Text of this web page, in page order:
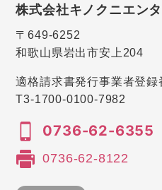
株式会社キノクニエン
〒649-6252
和歌山県岩出市安上204
適格請求書発行事業者登録
T3-1700-0100-7982
0736-62-6355
0736-62-8122